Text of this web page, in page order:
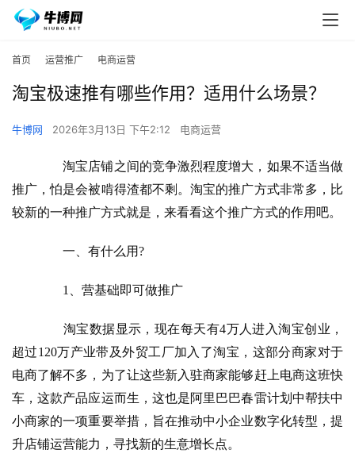
首页 运营推广 电商运营
淘宝极速推有哪些作用？适用什么场景？
牛博网 2026年3月13日 下午2:12 电商运营
淘宝店铺之间的竞争激烈程度增大，如果不适当做
推广，怕是会被啃得渣都不剩。淘宝的推广方式非常多，比
较新的一种推广方式就是 ，来看看这个推广方式的作用吧。
一、有什么用?
1、营基础即可做推广
淘宝数据显示，现在每天有4万人进入淘宝创业，
超过120万产业带及外贸工厂加入了淘宝，这部分商家对于
电商了解不多，为了让这些新入驻商家能够赶上电商这班快
车，这款产品应运而生，这也是阿里巴巴春雷计划中帮扶中
小商家的一项重要举措，旨在推动中小企业数字化转型，提
升店铺运营能力，寻找新的生意增长点。